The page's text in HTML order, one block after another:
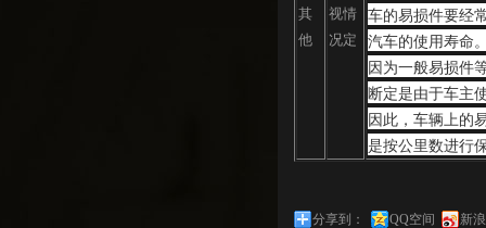
其
他
视情
况定
车的易损件要经
汽车的使用寿命
因为一般易损件
断定是由于车主
因此，车辆上的
是按公里数进行
分享到： QQ空间 新